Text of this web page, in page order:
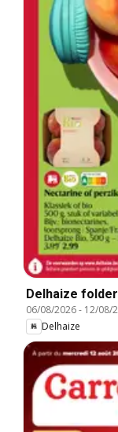
Delhaize
06/08/2026- 12/08/
Delhaize